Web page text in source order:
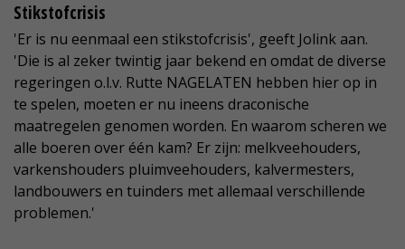
Stikstofcrisis
'Er is nu eenmaal een stikstofcrisis', geeft Jolink aan.
'Die is al zeker twintig jaar bekend en omdat de diverse
regeringen o.l.v. Rutte NAGELATEN hebben hier op in
te spelen, moeten er nu ineens draconische
maatregelen genomen worden. En waarom scheren we
alle boeren over één kam? Er zijn: melkveehouders,
varkenshouders pluimveehouders, kalvermesters,
landbouwers en tuinders met allemaal verschillende
problemen.'